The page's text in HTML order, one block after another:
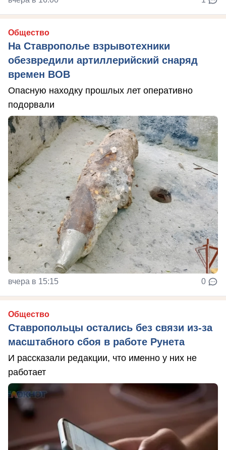
Общество
На Ставрополье взрывотехники
обезвредили артиллерийский снаряд
времен ВОВ
Опасную находку прошлых лет оперативно
подорвали
вчера в 15:15 0
Общество
Ставропольцы остались без связи из-за
масштабного сбоя в работе Рунета
И рассказали редакции, что именно у них не
работает